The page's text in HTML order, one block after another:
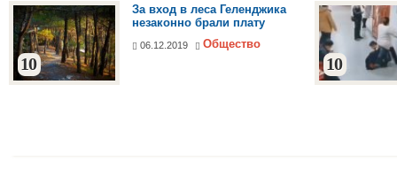
10
За вход в леса Геленджика
незаконно брали плату
06.12.2019 Общество
10